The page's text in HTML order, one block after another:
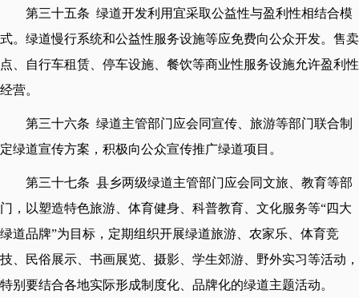
第三十五条 绿道开发利用宜采取公益性与盈利性相结合模
式。绿道慢行系统和公益性服务设施等应免费向公众开发。售卖
点、自行车租赁、停车设施、餐饮等商业性服务设施允许盈利性
经营。
第三十六条 绿道主管部门应会同宣传、旅游等部门联合制
定绿道宣传方案，积极向公众宣传推广绿道项目。
第三十七条 县乡两级绿道主管部门应会同文旅、教育等部
门，以塑造特色旅游、体育健身、科普教育、文化服务等“四大
绿道品牌”为目标，定期组织开展绿道旅游、农家乐、体育竞
技、民俗展示、书画展览、摄影、学生郊游、野外实习等活动，
特别要结合各地实际形成制度化、品牌化的绿道主题活动。